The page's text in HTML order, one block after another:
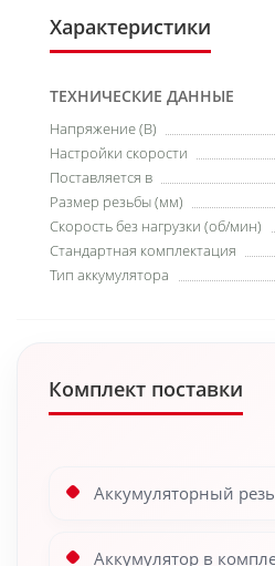
Характеристики
ТЕХНИЧЕСКИЕ ДАННЫЕ
Напряжение (В)
Настройки скорости
Поставляется в
Размер резьбы (мм)
Скорость без нагрузки (об/мин)
Стандартная комплектация
Тип аккумулятора
Комплект поставки
Аккумуляторный
Аккумулятор в